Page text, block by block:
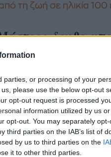
parties, or processing of your
please use the below opt-out
opt-out request is processed
information utilized by us
opt-out. You may separately
third parties on the IAB’s list of
by us to third parties on the
it to other third parties.
τη ζωή σε ηλικία 100
δεν θα
με τη βαθιά
την Καίτη
post στο Instagram.
μοιράστηκε μίλησε από
την εκτίμησή του
ο οποίος